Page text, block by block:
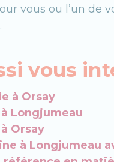
vous ou l’un de
.
vous
à Orsay
Longjumeau
Orsay
à Longjumeau